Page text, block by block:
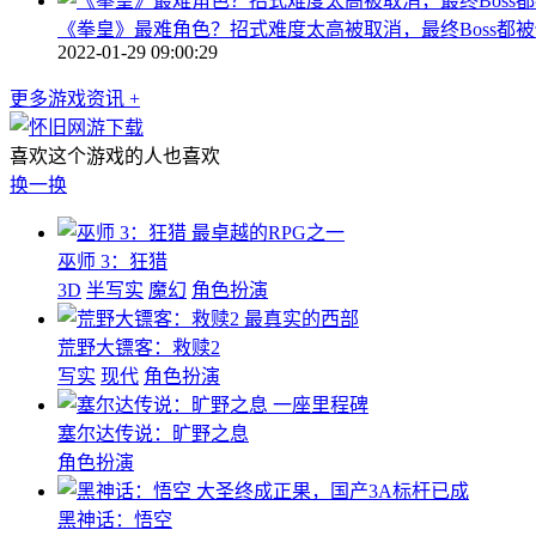
《拳皇》最难角色？招式难度太高被取消，最终Boss都被
2022-01-29 09:00:29
更多游戏资讯 +
喜欢这个游戏的人也喜欢
换一换
最卓越的RPG之一
巫师 3：狂猎
3D 半写实 魔幻 角色扮演
最真实的西部
荒野大镖客：救赎2
写实 现代 角色扮演
一座里程碑
塞尔达传说：旷野之息
角色扮演
大圣终成正果，国产3A标杆已成
黑神话：悟空